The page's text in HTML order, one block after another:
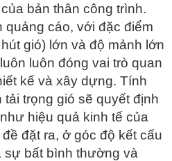
bản thân công trình.
cáo, với đặc điểm
gió) lớn và độ mảnh lớn
luôn đóng vai trò quan
kế và xây dựng. Tính
trọng gió sẽ quyết định
hiệu quả kinh tế của
đặt ra, ở góc độ kết cấu
sự bất bình thường và